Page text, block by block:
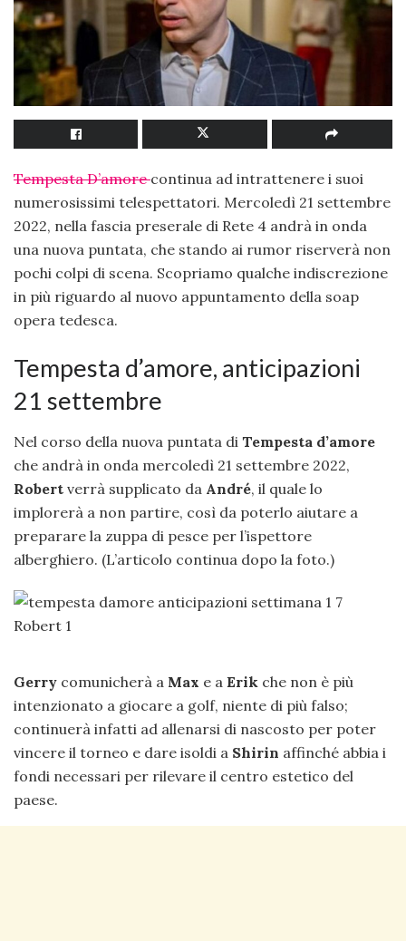
Tempesta D’amorecontinua ad intrattenere i suoi
numerosissimi telespettatori. Mercoledì 21 settembre
2022, nella fascia preserale di Rete 4 andrà in onda
una nuova puntata, che stando ai rumor riserverà non
pochi colpi di scena. Scopriamo qualche indiscrezione
in più riguardo al nuovo appuntamento della soap
opera tedesca.
Tempesta d’amore, anticipazioni
21 settembre
Nel corso della nuova puntata di Tempesta d’amore
che andrà in onda mercoledì 21 settembre 2022,
Robert verrà supplicato da André, il quale lo
implorerà a non partire, così da poterlo aiutare a
preparare la zuppa di pesce per l’ispettore
alberghiero. (L’articolo continua dopo la foto.)
Gerry comunicherà a Max e a Erik che non è più
intenzionato a giocare a golf, niente di più falso;
continuerà infatti ad allenarsi di nascosto per poter
vincere il torneo e dare isoldi a Shirin affinché abbia i
fondi necessari per rilevare il centro estetico del
paese.